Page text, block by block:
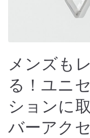
メンズも
る！ユニ
ションに
バーアク